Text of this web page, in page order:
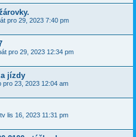
pro 29, 2023 7:40 pm
pro 29, 2023 12:34 pm
jízdy
pro 23, 2023 12:04 am
lis 16, 2023 11:31 pm